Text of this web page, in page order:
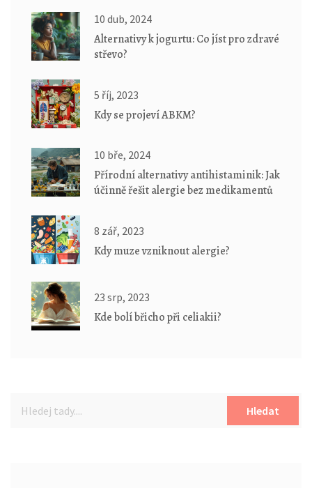
10 dub, 2024
Alternativy k jogurtu: Co jíst pro zdravé
střevo?
5 říj, 2023
Kdy se projeví ABKM?
10 bře, 2024
Přírodní alternativy antihistaminik: Jak
účinně řešit alergie bez medikamentů
8 zář, 2023
Kdy muze vzniknout alergie?
23 srp, 2023
Kde bolí břicho při celiakii?
Hledat